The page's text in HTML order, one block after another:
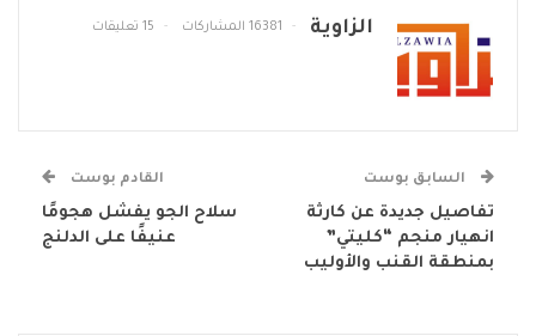
الزاوية 16381 المشاركات 15 تعليقات
السابق بوست
تفاصيل جديدة عن كارثة
انهيار منجم “كليتي”
بمنطقة القنب والأوليب
القادم بوست
سلاح الجو يفشل هجومًا
عنيفًا على الدلنج